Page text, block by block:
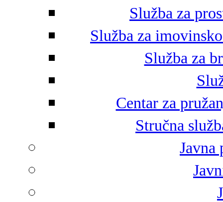
Služba za
Služba za
Služba za
Centar za
Stručna
Javna